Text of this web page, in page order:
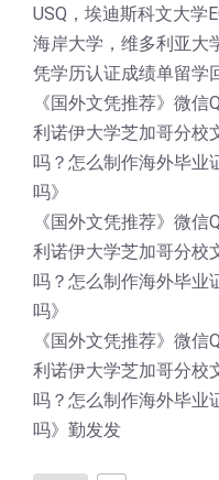
USQ，埃迪斯科文大学
海岸大学，维多利亚大
凭学历认证成绩单留学
《国外文凭推荐》微
利诺伊大学芝加哥分校
吗？怎么制作海外毕业
吗》
《国外文凭推荐》微
利诺伊大学芝加哥分校
吗？怎么制作海外毕业
吗》
《国外文凭推荐》微
利诺伊大学芝加哥分校
吗？怎么制作海外毕业
吗》勤发发